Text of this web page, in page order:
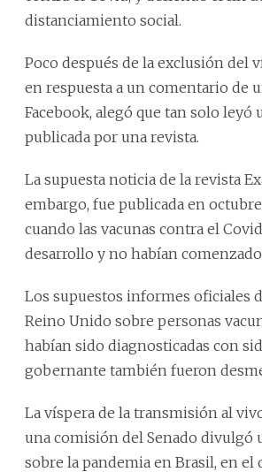
distanciamiento social.
Poco después de la exclusión del
en respuesta a un comentario de
Facebook, alegó que tan solo leyó
publicada por una revista.
La supuesta noticia de la revista
embargo, fue publicada en
cuando las vacunas contra el
desarrollo y no habían comenzado
Los supuestos informes oficiales
Reino Unido sobre personas
habían sido diagnosticadas con
gobernante también fueron
La víspera de la transmisión al
una comisión del Senado divulgó
sobre la pandemia en Brasil, en el